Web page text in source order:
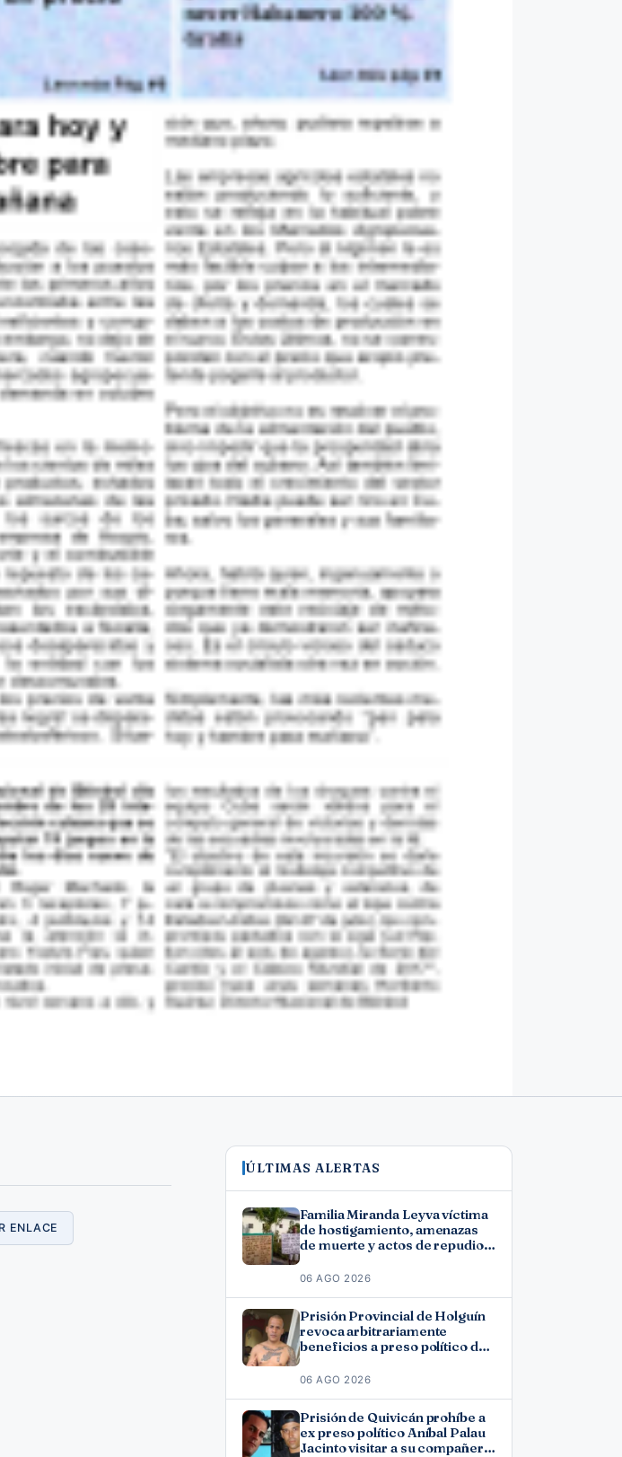
ENLACE
ÚLTIMAS ALERTAS
Familia Miranda Leyva víctima
de hostigamiento, amenazas
de muerte y actos de repudio
06 AGO 2026
Prisión Provincial de Holguín
revoca arbitrariamente
beneficios a preso político del
06 AGO 2026
Prisión de Quivicán prohíbe a
ex preso político Aníbal Palau
Jacinto visitar a su compañero